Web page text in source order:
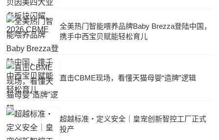
全美热门智能喂养品牌Baby Brezza登陆中国，
携手中西宝贝赋能轻松育儿
直击CBME现场，看懂天猫母婴“造牌”逻辑
超越标准・定义安全｜皇宠创新智控工厂正式
投产